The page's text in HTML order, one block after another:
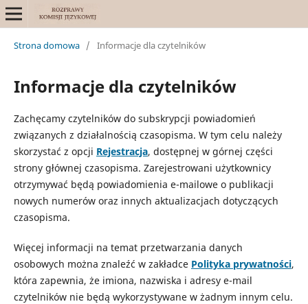
Strona domowa / Informacje dla czytelników
Informacje dla czytelników
Zachęcamy czytelników do subskrypcji powiadomień
związanych z działalnością czasopisma. W tym celu należy
skorzystać z opcji Rejestracja, dostępnej w górnej części
strony głównej czasopisma. Zarejestrowani użytkownicy
otrzymywać będą powiadomienia e-mailowe o publikacji
nowych numerów oraz innych aktualizacjach dotyczących
czasopisma.
Więcej informacji na temat przetwarzania danych
osobowych można znaleźć w zakładce Polityka prywatności,
która zapewnia, że imiona, nazwiska i adresy e-mail
czytelników nie będą wykorzystywane w żadnym innym celu.